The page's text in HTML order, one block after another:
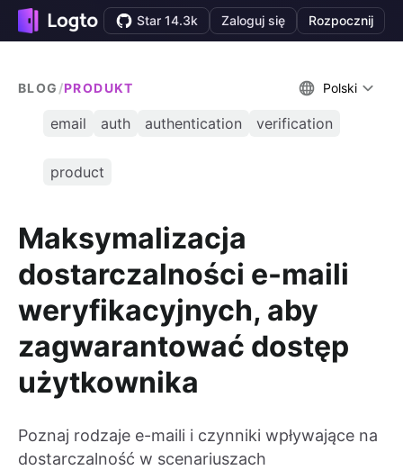
Star 14.3k Zaloguj się Rozpocznij
BLOG /PRODUKT Polski
email auth authentication verification
product
Maksymalizacja
dostarczalności e-maili
weryfikacyjnych, aby
zagwarantować dostęp
użytkownika
Poznaj rodzaje e-maili i czynniki wpływające na
dostarczalność w scenariuszach